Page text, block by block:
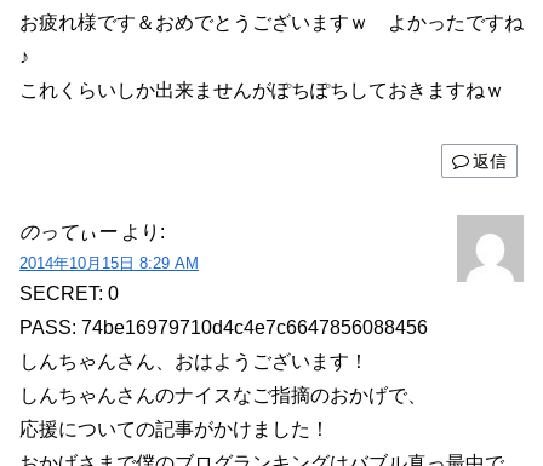
お疲れ様です＆おめでとうございますｗ よかったですね
♪
これくらいしか出来ませんがぽちぽちしておきますねｗ
返信
のってぃー より:
2014年10月15日 8:29 AM
SECRET: 0
PASS: 74be16979710d4c4e7c6647856088456
しんちゃんさん、おはようございます！
しんちゃんさんのナイスなご指摘のおかげで、
応援についての記事がかけました！